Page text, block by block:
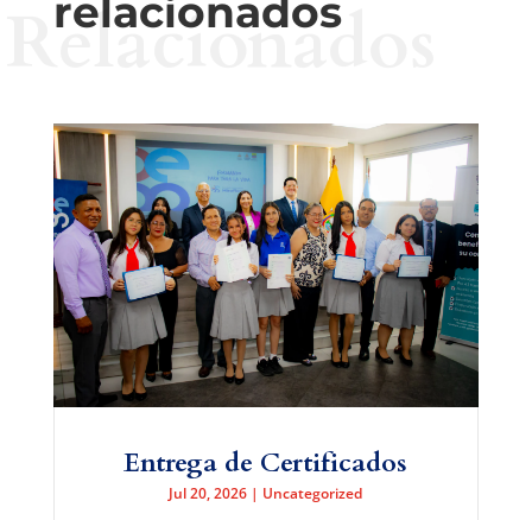
relacionados
Relacionados
Entrega de Certificados
Jul 20, 2026 | Uncategorized